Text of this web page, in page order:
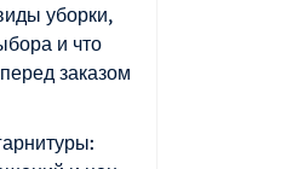
уборки,
и что
заказом